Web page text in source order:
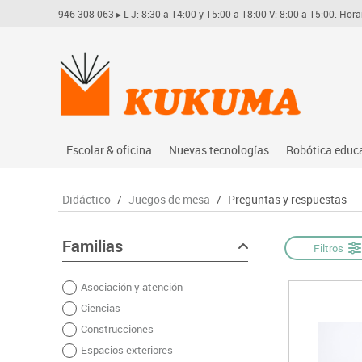
946 308 063 ▸ L-J: 8:30 a 14:00 y 15:00 a 18:00 V: 8:00 a 15:00.
Escolar & oficina
Archivo
Dibujo técnico y artístico
Escritura y corrección
Higiene
Informática
Manualidades
Material escolar
Nuevas tecnologías
Audio
Mobiliario tecnológico
Monitores interactivos
Robótica
Arduino
Lego
Didáctico / Juegos de mesa / Preguntas y respuestas
Familias
Asociación y atención
Ciencias
Construcciones
Espacios exteriores
Filtros